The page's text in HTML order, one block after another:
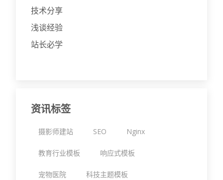
技术分享
浅谈经验
站长必学
资讯标签
摄影师建站 SEO Nginx
教育行业模板 响应式模板
宠物医院 科技主题模板